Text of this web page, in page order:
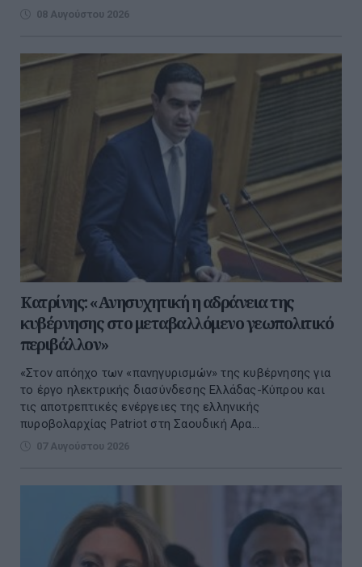
08 Αυγούστου 2026
Κατρίνης: «Ανησυχητική η αδράνεια της
κυβέρνησης στο μεταβαλλόμενο γεωπολιτικό
περιβάλλον»
«Στον απόηχο των «πανηγυρισμών» της κυβέρνησης για
το έργο ηλεκτρικής διασύνδεσης Ελλάδας-Κύπρου και
τις αποτρεπτικές ενέργειες της ελληνικής
πυροβολαρχίας Patriot στη Σαουδική Αρα...
07 Αυγούστου 2026